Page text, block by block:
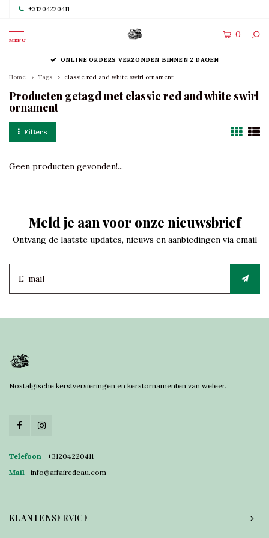
+31204220411
MENU
0
ONLINE ORDERS VERZONDEN BINNEN 2 DAGEN
Home Tags classic red and white swirl ornament
Producten getagd met classic red and white swirl
ornament
Filters
Geen producten gevonden!...
Meld je aan voor onze nieuwsbrief
Ontvang de laatste updates, nieuws en aanbiedingen via email
Nostalgische kerstversieringen en kerstornamenten van weleer.
Telefoon
+31204220411
Mail
info@affairedeau.com
KLANTENSERVICE